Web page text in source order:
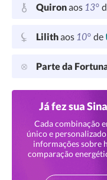
Quironaos 13°
Lilithaos 10° de
Parte da
Já fez sua
Cada combinação
único e
informações sobre
comparação